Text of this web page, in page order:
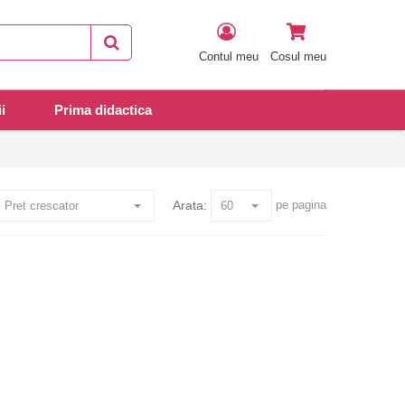
Contul meu Cosul meu
Prima didactica
Arata: pe pagina